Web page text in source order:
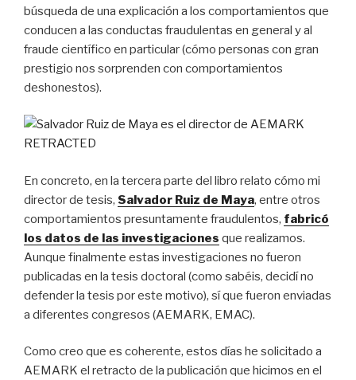
búsqueda de una explicación a los comportamientos que
conducen a las conductas fraudulentas en general y al
fraude científico en particular (cómo personas con gran
prestigio nos sorprenden con comportamientos
deshonestos).
En concreto, en la tercera parte del libro relato cómo mi
director de tesis, Salvador Ruiz de Maya, entre otros
comportamientos presuntamente fraudulentos, fabricó
los datos de las investigaciones que realizamos.
Aunque finalmente estas investigaciones no fueron
publicadas en la tesis doctoral (como sabéis, decidí no
defender la tesis por este motivo), sí que fueron enviadas
a diferentes congresos (AEMARK, EMAC).
Como creo que es coherente, estos días he solicitado a
AEMARK el retracto de la publicación que hicimos en el